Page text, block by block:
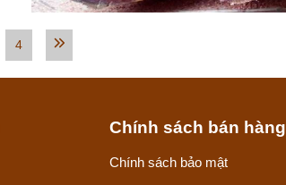
4
Chính sách bán hàng
Chính sách bảo mật